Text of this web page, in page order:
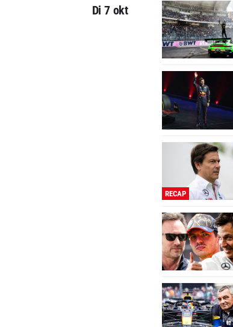
Di 7 okt
RECAP